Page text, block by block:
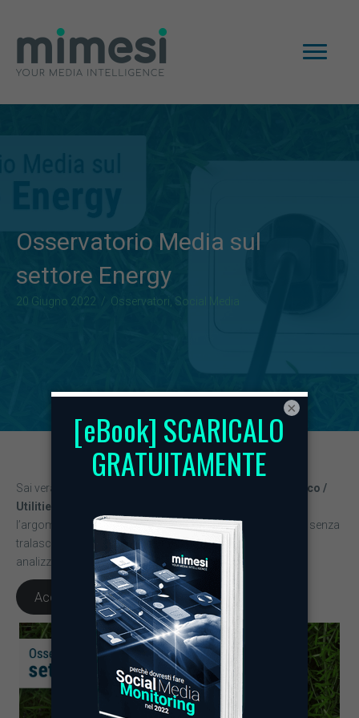
Osservatorio Media sul
settore Energy
20 Giugno 2022 / Osservatori Social Media
Sai veramente cosa sta succedendo nel
Settore Energetico /
Utilities
l’argomento della#crisienergeticasui media tradizionali, senza
tralasciare uno sguardo ai social media dove abbiamo
analizzato le conversazioni sul#carobollette
Accedi subito all’osservatorio
×